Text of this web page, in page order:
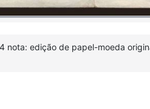
nota: edição de papel-moeda